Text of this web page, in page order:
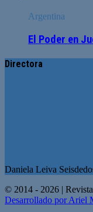
Argentina
El Poder en
Directora
Daniela Leiva
© 2014 - 2026 |
Desarrollado por Ariel